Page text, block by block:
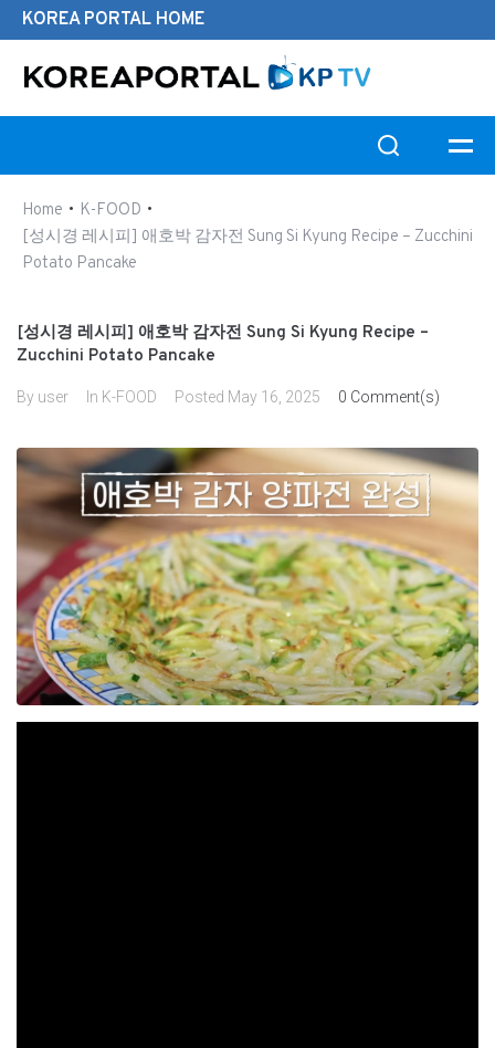
KOREA PORTAL HOME
Home • K-FOOD •
[성시경 레시피] 애호박 감자전 Sung Si Kyung Recipe – Zucchini
Potato Pancake
[성시경 레시피] 애호박 감자전 Sung Si Kyung Recipe –
Zucchini Potato Pancake
By user In K-FOOD Posted May 16, 2025 0 Comment(s)